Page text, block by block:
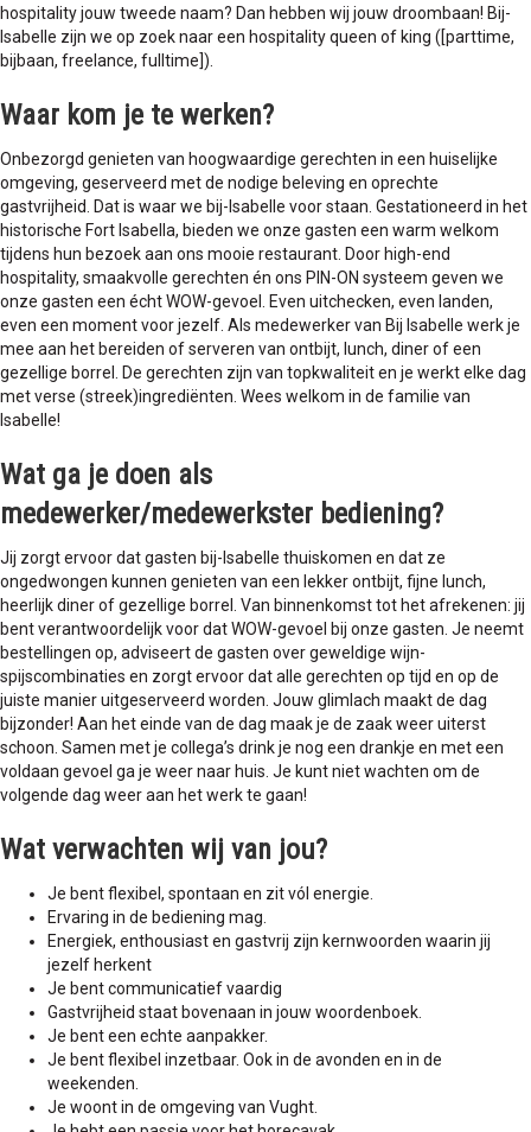
hospitality jouw tweede naam? Dan hebben wij jouw droombaan! Bij-
Isabelle zijn we op zoek naar een hospitality queen of king ([parttime,
bijbaan, freelance, fulltime]).
Waar kom je te werken?
Onbezorgd genieten van hoogwaardige gerechten in een huiselijke
omgeving, geserveerd met de nodige beleving en oprechte
gastvrijheid. Dat is waar we bij-Isabelle voor staan. Gestationeerd in het
historische Fort Isabella, bieden we onze gasten een warm welkom
tijdens hun bezoek aan ons mooie restaurant. Door high-end
hospitality, smaakvolle gerechten én ons PIN-ON systeem geven we
onze gasten een écht WOW-gevoel. Even uitchecken, even landen,
even een moment voor jezelf. Als medewerker van Bij Isabelle werk je
mee aan het bereiden of serveren van ontbijt, lunch, diner of een
gezellige borrel. De gerechten zijn van topkwaliteit en je werkt elke dag
met verse (streek)ingrediënten. Wees welkom in de familie van
Isabelle!
Wat ga je doen als
medewerker/medewerkster bediening?
Jij zorgt ervoor dat gasten bij-Isabelle thuiskomen en dat ze
ongedwongen kunnen genieten van een lekker ontbijt, fijne lunch,
heerlijk diner of gezellige borrel. Van binnenkomst tot het afrekenen: jij
bent verantwoordelijk voor dat WOW-gevoel bij onze gasten. Je neemt
bestellingen op, adviseert de gasten over geweldige wijn-
spijscombinaties en zorgt ervoor dat alle gerechten op tijd en op de
juiste manier uitgeserveerd worden. Jouw glimlach maakt de dag
bijzonder! Aan het einde van de dag maak je de zaak weer uiterst
schoon. Samen met je collega’s drink je nog een drankje en met een
voldaan gevoel ga je weer naar huis. Je kunt niet wachten om de
volgende dag weer aan het werk te gaan!
Wat verwachten wij van jou?
Je bent flexibel, spontaan en zit vól energie.
Ervaring in de bediening mag.
Energiek, enthousiast en gastvrij zijn kernwoorden waarin jij
jezelf herkent
Je bent communicatief vaardig
Gastvrijheid staat bovenaan in jouw woordenboek.
Je bent een echte aanpakker.
Je bent flexibel inzetbaar. Ook in de avonden en in de
weekenden.
Je woont in de omgeving van Vught.